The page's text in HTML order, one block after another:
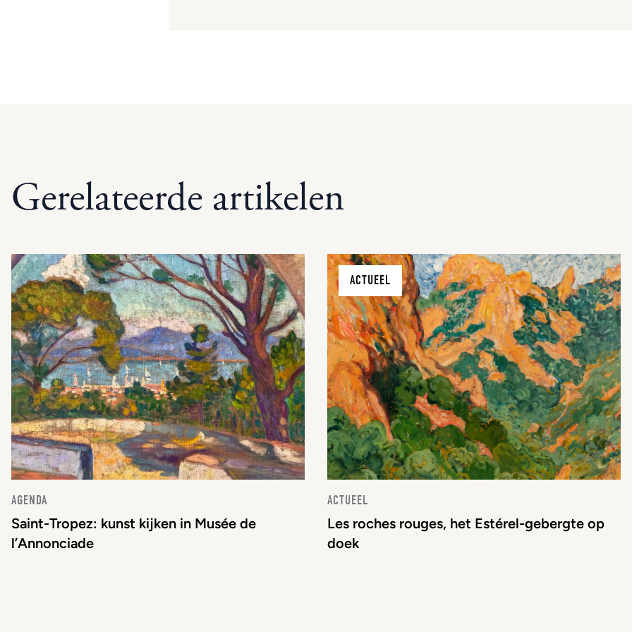
Gerelateerde artikelen
AGENDA
Saint-Tropez: kunst kijken in Musée de
l’Annonciade
ACTUEEL
ACTUEEL
Les roches rouges, het Estérel-gebergte op
doek